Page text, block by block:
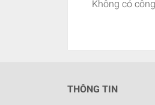
Không có
THÔNG TIN